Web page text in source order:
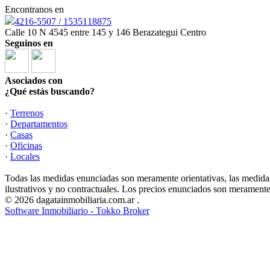
Encontranos en
4216-5507 / 1535118875
Calle 10 N 4545 entre 145 y 146 Berazategui Centro
Seguinos en
Asociados con
¿Qué estás buscando?
· Terrenos
· Departamentos
· Casas
· Oficinas
· Locales
Todas las medidas enunciadas son meramente orientativas, las
ilustrativos y no contractuales. Los precios enunciados son
© 2026 dagatainmobiliaria.com.ar .
Software Inmobiliario - Tokko Broker